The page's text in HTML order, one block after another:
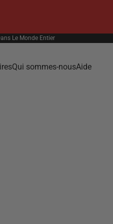
Le Monde Entier
Qui sommes-nousAide